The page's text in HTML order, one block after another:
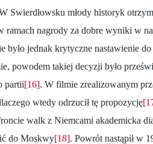
Swierdłowsku młody historyk
ramach nagrody za dobre wyniki w
było jednak krytyczne nastawienie
powodem takiej decyzji było
partii[16]. W filmie zrealizowanym
wtedy odrzucił tę propozycję
walk z Niemcami akademicka
do Moskwy[18]. Powrót nastąpił w